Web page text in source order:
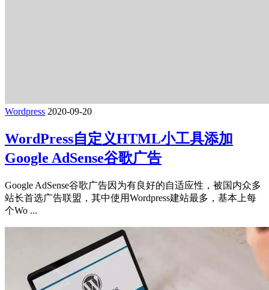
Wordpress 2020-09-20
WordPress自定义HTML小工具添加
Google AdSense谷歌广告
Google AdSense谷歌广告因为有良好的自适应性，被国内众多
站长首选广告联盟，其中使用Wordpress建站最多，基本上每
个Wo ...